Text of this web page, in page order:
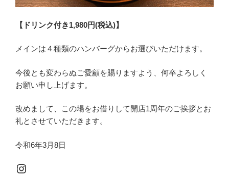
【ドリンク付き1,980円(税込)】
メインは４種類のハンバーグからお選びいただけます。
今後とも変わらぬご愛顧を賜りますよう、何卒よろしく
お願い申し上げます。
改めまして、この場をお借りして開店1周年のご挨拶とお
礼とさせていただきます。
令和6年3月8日
Instagram